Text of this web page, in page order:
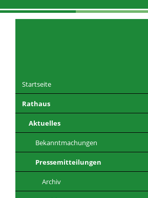
Startseite
Rathaus
Aktuelles
Bekanntmachungen
Pressemitteilungen
Archiv